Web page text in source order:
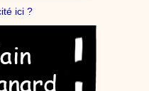
ici ?